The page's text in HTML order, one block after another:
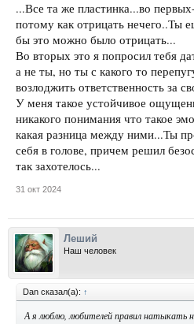
...Все та же пластинка...во
потому как отрицать нечего..Ты
бы это можно было отрицать...
Во вторых это я попросил тебя
а не ты, но ты с какого то
возлоджить ответственность за
У меня такое устойчивое
никакого понимания что такое
какая разница между ними...Ты
себя в голове, причем решил
так захотелось...
31 окт 2024
Леший
Наш человек
Dan сказал(а): ↑
А я люблю, любителей правил